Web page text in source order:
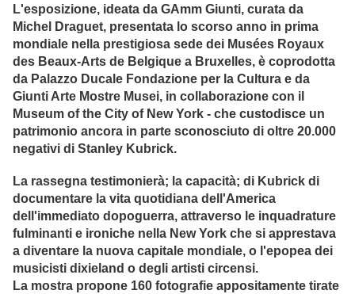
L'esposizione, ideata da GAmm Giunti, curata da
Michel Draguet, presentata lo scorso anno in prima
mondiale nella prestigiosa sede dei Musées Royaux
des Beaux-Arts de Belgique a Bruxelles, è coprodotta
da Palazzo Ducale Fondazione per la Cultura e da
Giunti Arte Mostre Musei, in collaborazione con il
Museum of the City of New York - che custodisce un
patrimonio ancora in parte sconosciuto di oltre 20.000
negativi di Stanley Kubrick.
La rassegna testimonierà; la capacità; di Kubrick di
documentare la vita quotidiana dell'America
dell'immediato dopoguerra, attraverso le inquadrature
fulminanti e ironiche nella New York che si apprestava
a diventare la nuova capitale mondiale, o l'epopea dei
musicisti dixieland o degli artisti circensi.
La mostra propone 160 fotografie appositamente tirate